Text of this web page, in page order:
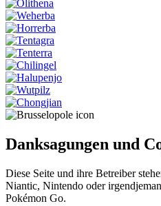
Danksagungen und
Diese Seite und ihre Betreiber
Niantic, Nintendo oder
Pokémon Go.